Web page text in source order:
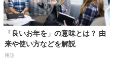
「良いお年を」の意味とは？ 由
来や使い方などを解説
用語